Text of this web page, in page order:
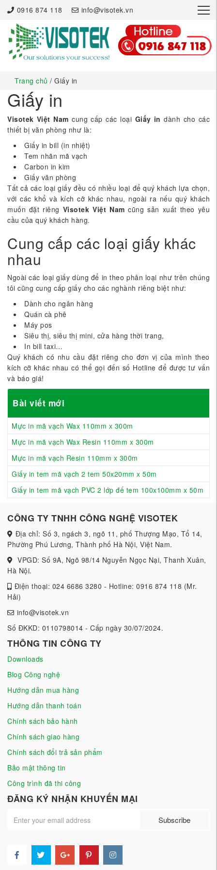
0916 874 118 info@visotek.vn ×
Trang chủ / Giấy in
Giấy in
Visotek Việt Nam cung cấp các loại Giấy in dành cho các
thiết bị văn phòng như là:
Giấy in bill (in nhiệt)
Tem nhãn mã vạch
Carbon in kim
Giấy văn phòng
Tất cả các loại giấy đều có nhiều loại để quý khách lựa chọn,
với các khổ và kích cỡ khác nhau, ngoài ra nếu quý khách
muốn đặt riêng Visotek Việt Nam cũng sản xuất theo yêu
cầu của quý khách hàng.
Cung cấp các loại giấy khác
nhau
Ngoài các loại giấy dùng để in theo phân loại như trên chúng
tôi cũng cung cấp giấy cho các nghành riêng biệt như:
Dành cho ngân hàng
Quán cà phê
Máy pos
Siêu thị, siêu thị mini, cửa hàng thời trang,
In bill taxi…
Quý khách có nhu cầu đặt riêng cho đơn vị của mình theo
kích cỡ khác nhau có thể gọi đến số Hotline để được tư vấn
và báo giá!
Bài viết mới
Mực in mã vạch Wax 110mm x 300m
Mực in mã vạch Wax Resin 110mm x 300m
Mực in mã vạch Resin 110mm x 300m
Giấy in tem mã vạch 2 tem 50x20mm x 50m
Giấy in tem mã vạch PVC 2 lớp đế tem 100x100mm x 50m
CÔNG TY TNHH CÔNG NGHỆ VISOTEK
Địa chỉ: Số 3, ngách 3, ngõ 11, phố Thượng Mạo, Tổ 14,
Phường Phú Lương, Thành phố Hà Nội, Việt Nam.
VPGD: Số 9A, Ngõ 98/14 Nguyễn Ngọc Nại, Thanh Xuân,
Hà Nội.
Điện thoại: 024 6686 3280 - Hotline: 0916 874 118 (Mr.
Hải)
info@visotek.vn
Số ĐKKD: 0110798014 - Cấp ngày 30/07/2024.
THÔNG TIN CÔNG TY
Downloads
Blog Công nghệ
Hướng dẫn mua hàng
Hướng dẫn thanh toán
Chính sách bảo hành
Chính sách giao hàng
Chính sách đổi trả sản phẩm
Bảo mật thông tin
Công trình đã thi công
ĐĂNG KÝ NHẬN KHUYẾN MẠI